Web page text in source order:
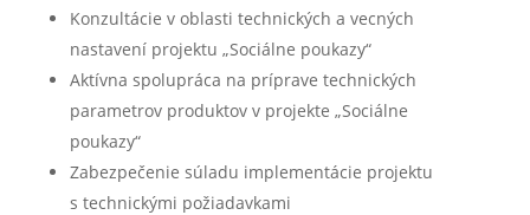
Konzultácie v oblasti technických a vecných
nastavení projektu „Sociálne poukazy“
Aktívna spolupráca na príprave technických
parametrov produktov v projekte „Sociálne
poukazy“
Zabezpečenie súladu implementácie projektu
s technickými požiadavkami